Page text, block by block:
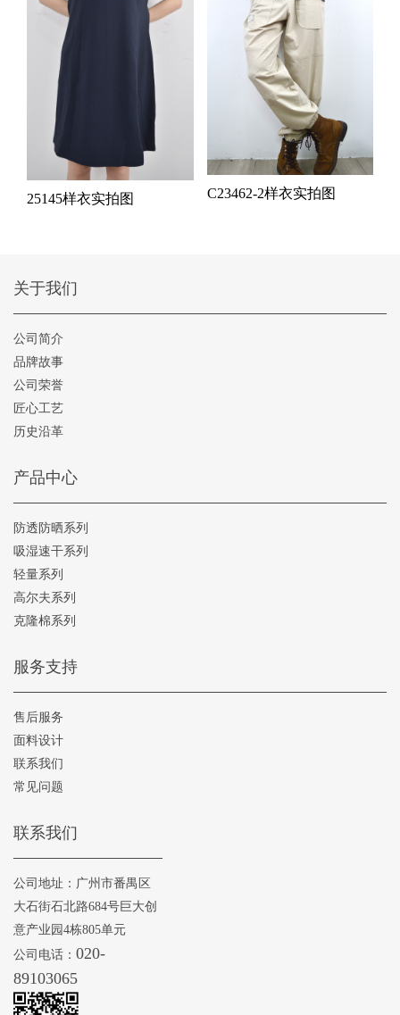
25145样衣实拍图 C23462-2样衣实拍图
关于我们
公司简介
品牌故事
公司荣誉
匠心工艺
历史沿革
产品中心
防透防晒系列
吸湿速干系列
轻量系列
高尔夫系列
克隆棉系列
服务支持
售后服务
面料设计
联系我们
常见问题
联系我们
公司地址：广州市番禺区
大石街石北路684号巨大创
意产业园4栋805单元
公司电话： 020-
89103065